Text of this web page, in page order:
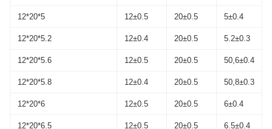
12*20*5 12±0.5 20±0.5 5±0.4
12*20*5.2 12±0.4 20±0.5 5.2±0.3
12*20*5.6 12±0.5 20±0.5 50,6±0.4
12*20*5.8 12±0.4 20±0.5 50,8±0.3
12*20*6 12±0.5 20±0.5 6±0.4
12*20*6.5 12±0.5 20±0.5 6.5±0.4